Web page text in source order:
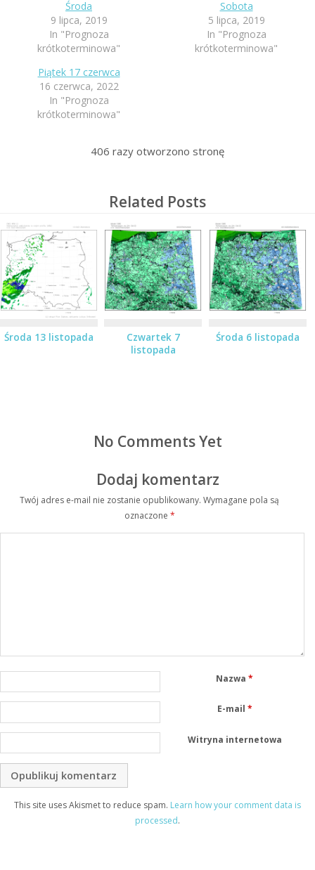
Środa
9 lipca, 2019
In "Prognoza
krótkoterminowa"
Sobota
5 lipca, 2019
In "Prognoza
krótkoterminowa"
Piątek 17 czerwca
16 czerwca, 2022
In "Prognoza
krótkoterminowa"
406 razy otworzono stronę
Related Posts
Środa 13 listopada
Czwartek 7
listopada
Środa 6 listopada
No Comments Yet
Dodaj komentarz
Twój adres e-mail nie zostanie opublikowany. Wymagane pola są
oznaczone *
Nazwa*
E-mail *
Witryna internetowa
This site uses Akismet to reduce spam. Learn how your comment data is
processed.